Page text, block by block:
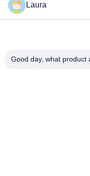
GLC-LH-SMD
SMF Compatibel met
GLC-ZX-SM, Cisco
Laura
Good day, what product